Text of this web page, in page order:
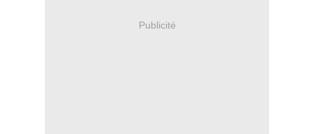
Publicité